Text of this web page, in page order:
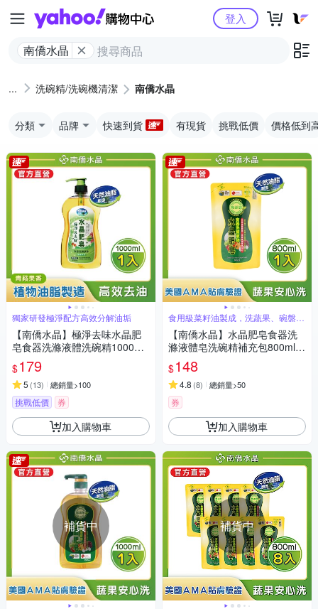
Yahoo購物中心
南僑水晶
登入
洗碗精/洗碗機清潔 南僑水晶
分類 品牌 快速到貨 有現貨 挑戰低價 價格低到
獨家研發極淨配方高效分解油垢
【南僑水晶】極淨去味水晶肥
皂食器洗滌液體洗碗精1000ml
X1瓶(天然植物油脂/環保/綠活/
無添加)
$179
5 (13) 總銷量>100
挑戰低價 券
加入購物車
補貨中
食用級菜籽油製成，洗蔬果、碗盤都
安心
【南僑水晶】水晶肥皂食器洗
滌液體皂洗碗精補充包800mlX
1包
$148
4.8 (8) 總銷量>50
券
加入購物車
補貨中